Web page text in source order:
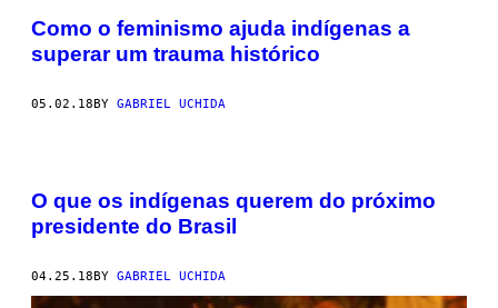
Como o feminismo ajuda indígenas a
superar um trauma histórico
05.02.18 BY GABRIEL UCHIDA
O que os indígenas querem do próximo
presidente do Brasil
04.25.18BY GABRIEL UCHIDA